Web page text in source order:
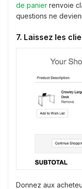
de panier renvoie
questions ne
7. Laissez les
Donnez aux